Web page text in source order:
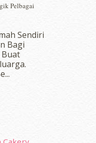
Pelbagai
Sendiri
Bagi